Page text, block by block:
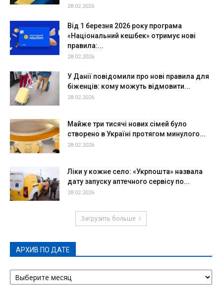
28.02.2026
Від 1 березня 2026 року програма
«Національний кешбек» отримує нові
правила:...
28.02.2026
У Данії повідомили про нові правила для
біженців: кому можуть відмовити...
28.02.2026
Майже три тисячі нових сімей було
створено в Україні протягом минулого...
28.02.2026
Ліки у кожне село: «Укрпошта» назвала
дату запуску аптечного сервісу по...
28.02.2026
Загрузить больше
АРХИВ ПО ДАТЕ
АРХИВ
ПО